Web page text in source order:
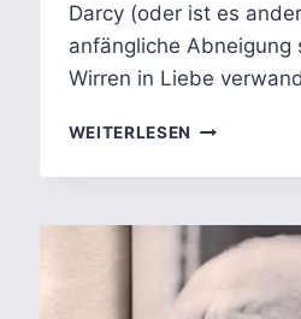
Darcy (oder ist es
anfängliche Abneigung
Wirren in Liebe
WEITERLESEN STOLZ
VORURTEIL
JANE
AUSTENS
ZEITLOSER
ROMAN